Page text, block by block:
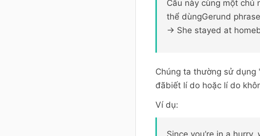
Câu này cùng một chủ
thể dùngGerund
-> She stayed at
Chúng ta thường sử dụng
đãbiết lí do hoặc lí do
Ví dụ:
Since you’re in a